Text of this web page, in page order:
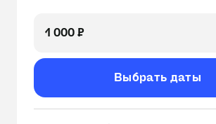
1 000 ₽
Выбрать даты